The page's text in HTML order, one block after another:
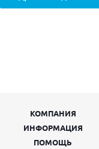
КОМПАНИЯ
ИНФОРМАЦИЯ
ПОМОЩЬ